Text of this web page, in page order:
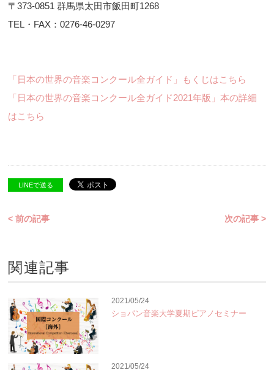
〒373-0851 群馬県太田市飯田町1268
TEL・FAX：0276-46-0297
「日本の世界の音楽コンクール全ガイド」もくじはこちら
「日本の世界の音楽コンクール全ガイド2021年版」本の詳細
はこちら
LINEで送る
< 前の記事 次の記事 >
関連記事
2021/05/24
ショパン音楽大学夏期ピアノセミナー
2021/05/24